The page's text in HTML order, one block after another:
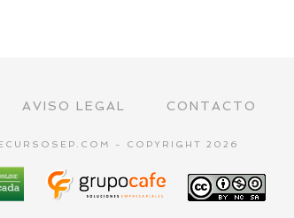
AVISO LEGAL CONTACTO
- COPYRIGHT 2026